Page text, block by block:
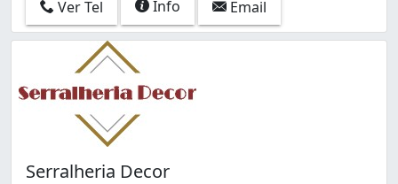
Estácio (3)
Flamengo (1)
Freguesia (Ilha do Governador) (5)
Freguesia (Jacarepaguá) (4)
Galeão (2)
Gardênia Azul (6)
Grajaú (3)
Guaratiba (2)
Ver Tel Info Email
Serralheria Decor